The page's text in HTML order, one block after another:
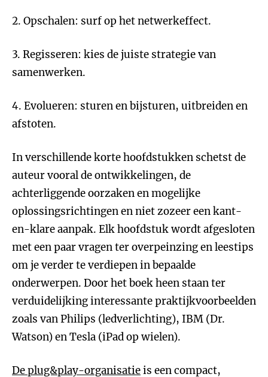
2. Opschalen: surf op het netwerkeffect.
3. Regisseren: kies de juiste strategie van
samenwerken.
4. Evolueren: sturen en bijsturen, uitbreiden en
afstoten.
In verschillende korte hoofdstukken schetst de
auteur vooral de ontwikkelingen, de
achterliggende oorzaken en mogelijke
oplossingsrichtingen en niet zozeer een kant-
en-klare aanpak. Elk hoofdstuk wordt afgesloten
met een paar vragen ter overpeinzing en leestips
om je verder te verdiepen in bepaalde
onderwerpen. Door het boek heen staan ter
verduidelijking interessante praktijkvoorbeelden
zoals van Philips (ledverlichting), IBM (Dr.
Watson) en Tesla (iPad op wielen).
De plug&play-organisatieis een compact,